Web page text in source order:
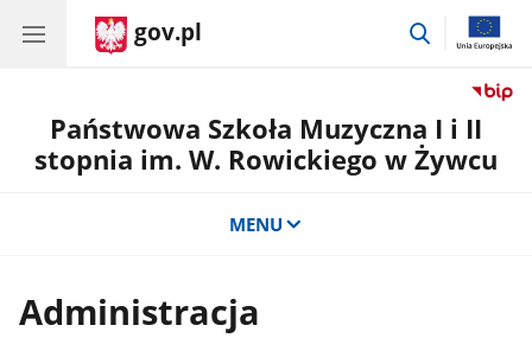
gov.pl
przejdź
Państwowa Szkoła Muzyczna I i II
stopnia im. W. Rowickiego w Żywcu
MENU
Administracja